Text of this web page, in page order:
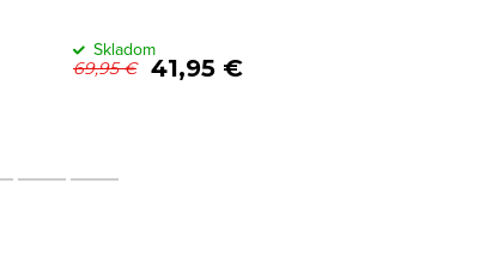
69,95 € 41,95 €
Skladom